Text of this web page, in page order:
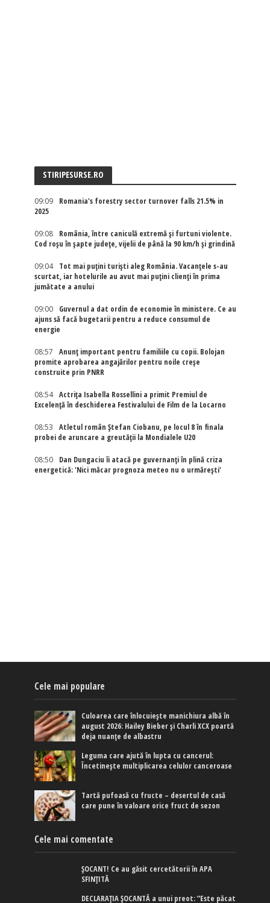
STIRIPESURSE.RO
09:09
Romania's forestry sector turnover falls 21.5% in
2025
09:08
România, între caniculă extremă și furtuni violente.
Cod roșu în șapte județe, vijelii de până la 90 km/h și grindină
09:04
Tot mai puțini turiști aleg România. Vacanțele s-au
scurtat, iar hotelurile au avut mai puțini clienți în prima
jumătate a anului
09:00
Guvernul a dat ordin de economie în ministere. Ce au
ajuns să facă bugetarii pentru a reduce consumul de
energie
08:57
Anunț important pentru familiile cu copii. Bolojan
promite aprobarea angajărilor pentru noile creșe
construite prin PNRR
08:54
Actriţa Isabella Rossellini a primit Premiul de
Excelenţă în deschiderea Festivalului de Film de la Locarno
08:53
Atletul român Ștefan Ciobanu, pe locul 8 în finala
probei de aruncare a greutății la Mondialele U20
08:50
Dan Dungaciu îi atacă pe guvernanți în plină criza
energetică: 'Nici măcar prognoza meteo nu o urmărești'
Cele mai populare
Culoarea care înlocuiește manichiura albă în
august 2026: Hailey Bieber și Charli XCX poartă
deja nuanțe de albastru
Leguma care ajută în lupta cu cancerul:
Încetinește multiplicarea celulor canceroase
Tartă pufoasă cu fructe – desertul de casă
care pune în valoare orice fruct de sezon
Cele mai comentate
ȘOCANT! Ce au găsit cercetătorii în APA
SFINȚITĂ
DECLARAȚIA ȘOCANTĂ a unui preot: ”Este păcat